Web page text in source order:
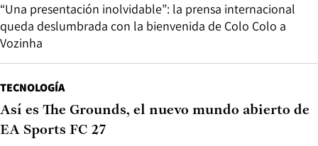
“Una presentación inolvidable”: la prensa internacional
queda deslumbrada con la bienvenida de Colo Colo a
Vozinha
TECNOLOGÍA
Así es The Grounds, el nuevo mundo abierto de
EA Sports FC 27